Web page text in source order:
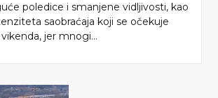
poledice i smanjene vidljivosti, kao
saobraćaja koji se očekuje
jer mnogi...